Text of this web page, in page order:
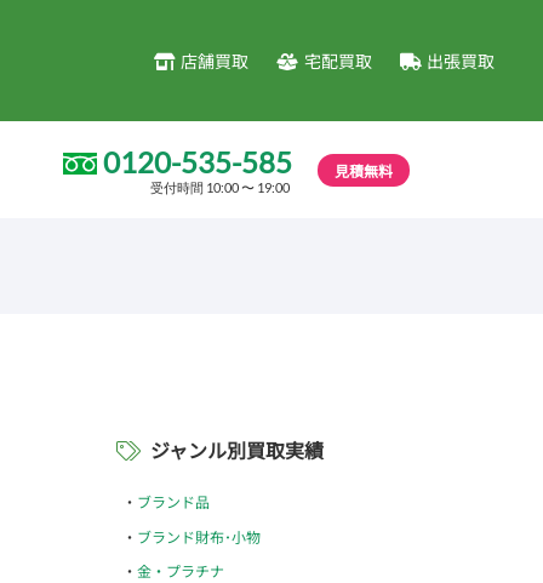
店舗買取 宅配買取 出張買取
0120-535-585
受付時間 10:00 〜 19:00
見積無料
ジャンル別買取実績
ブランド品
ブランド財布･小物
金・プラチナ